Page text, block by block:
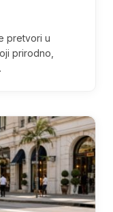
pretvori u
prirodno,